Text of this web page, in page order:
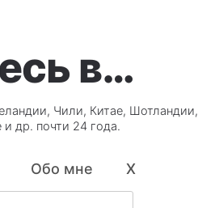
в…
Чили, Китае, Шотландии,
др. почти 24 года.
Обо мне X